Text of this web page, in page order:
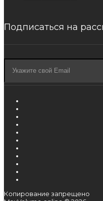
Подписаться на
Копирование запрещено